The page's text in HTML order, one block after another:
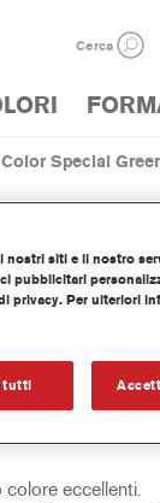
Cerca
Special
eccellenti.
nostri siti e il nostro
pubblicitari
privacy. Per ulteriori
tutti